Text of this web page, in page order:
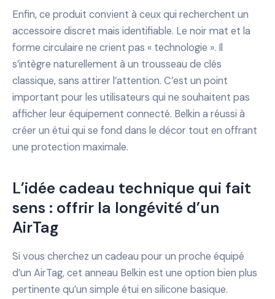
Enfin, ce produit convient à ceux qui recherchent un
accessoire discret mais identifiable. Le noir mat et la
forme circulaire ne crient pas « technologie ». Il
s’intègre naturellement à un trousseau de clés
classique, sans attirer l’attention. C’est un point
important pour les utilisateurs qui ne souhaitent pas
afficher leur équipement connecté. Belkin a réussi à
créer un étui qui se fond dans le décor tout en offrant
une protection maximale.
L’idée cadeau technique qui fait
sens : offrir la longévité d’un
AirTag
Si vous cherchez un cadeau pour un proche équipé
d’un AirTag, cet anneau Belkin est une option bien plus
pertinente qu’un simple étui en silicone basique.